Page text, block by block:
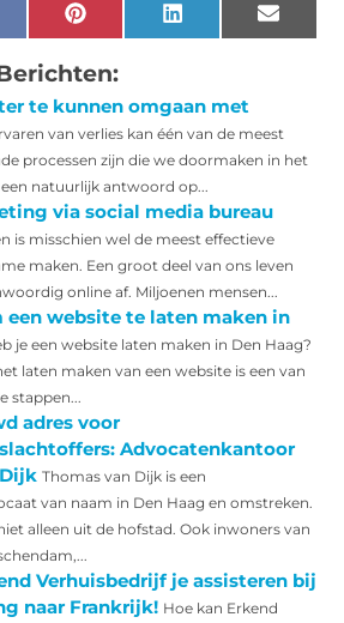
Pinterest LinkedIn Email
te kunnen omgaan met
van verlies kan één van de meest
processen zijn die we doormaken in het
natuurlijk antwoord op...
via social media bureau
is misschien wel de meest effectieve
maken. Een groot deel van ons leven
online af. Miljoenen mensen...
een website te laten maken in
je een website laten maken in Den Haag?
laten maken van een website is een van
stappen...
adres voor
Advocatenkantoor
Thomas van Dijk is een
van naam in Den Haag en omstreken.
alleen uit de hofstad. Ook inwoners van
Verhuisbedrijf je assisteren bij
naar Frankrijk! Hoe kan Erkend